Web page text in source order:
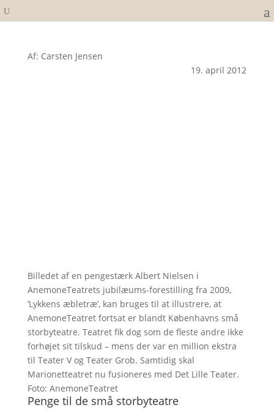
Af: Carsten Jensen
19. april 2012
Billedet af en pengestærk Albert Nielsen i
AnemoneTeatrets jubilæums-forestilling fra 2009,
’Lykkens æbletræ’, kan bruges til at illustrere, at
AnemoneTeatret fortsat er blandt Københavns små
storbyteatre. Teatret fik dog som de fleste andre ikke
forhøjet sit tilskud – mens der var en million ekstra
til Teater V og Teater Grob. Samtidig skal
Marionetteatret nu fusioneres med Det Lille Teater.
Foto: AnemoneTeatret
Penge til de små storbyteatre